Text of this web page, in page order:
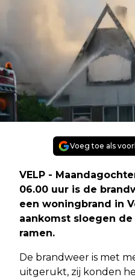
Voeg toe als
VELP -
06.00 uur is de
een woningbrand in
aankomst sloegen
ramen.
De brandweer is met
uitgerukt, zij konden